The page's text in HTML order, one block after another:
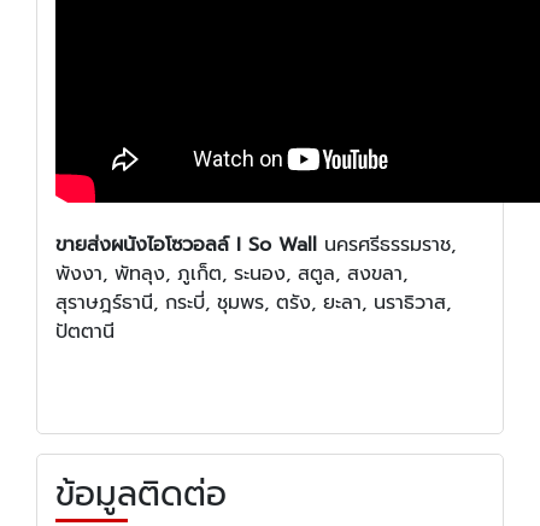
ขายส่งผนังไอโซวอลล์ I So Wall นครศรีธรรมราช,
พังงา, พัทลุง, ภูเก็ต, ระนอง, สตูล, สงขลา,
สุราษฎร์ธานี, กระบี่, ชุมพร, ตรัง, ยะลา, นราธิวาส,
ปัตตานี
ข้อมูลติดต่อ